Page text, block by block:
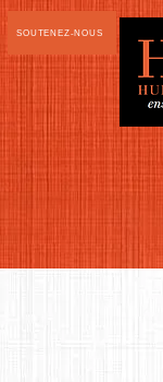
SOUTENEZ-NOUS